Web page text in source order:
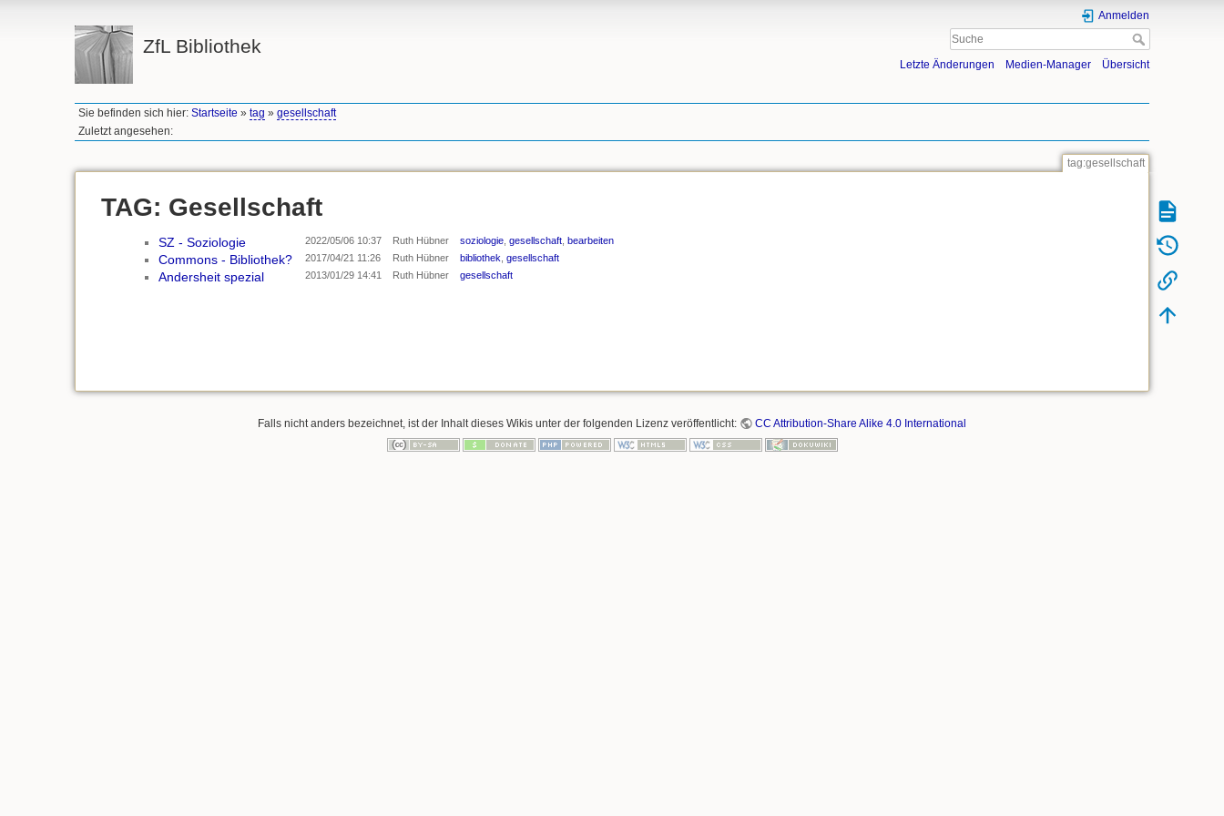
ZfL Bibliothek
Anmelden
Letzte Änderungen Medien-Manager Übersicht
Sie befinden sich hier:Startseite »tag »gesellschaft
Zuletzt angesehen:
tag:gesellschaft
TAG: Gesellschaft
SZ - Soziologie 2022/05/06 10:37 Ruth Hübner soziologie gesellschaft bearbeiten
Commons - Bibliothek? 2017/04/21 11:26 Ruth Hübner bibliothek gesellschaft
Andersheit spezial 2013/01/29 14:41 Ruth Hübner gesellschaft
Falls nicht anders bezeichnet, ist der Inhalt dieses Wikis unter der folgenden Lizenz veröffentlicht: CC Attribution-Share Alike 4.0 International